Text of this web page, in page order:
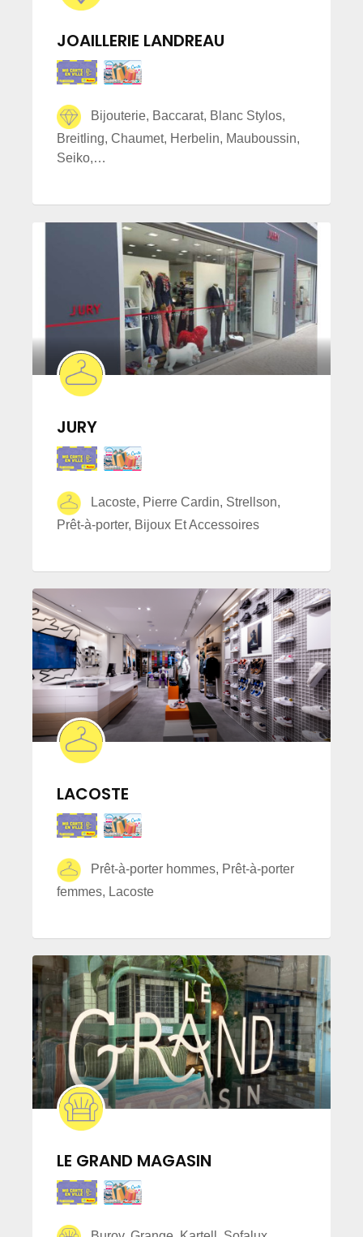
JOAILLERIE LANDREAU
Bijouterie, Baccarat, Blanc Stylos,
Breitling, Chaumet, Herbelin, Mauboussin,
Seiko,…
JURY
Lacoste, Pierre Cardin, Strellson,
Prêt-à-porter, Bijoux Et Accessoires
LACOSTE
Prêt-à-porter hommes, Prêt-à-porter
femmes, Lacoste
LE GRAND MAGASIN